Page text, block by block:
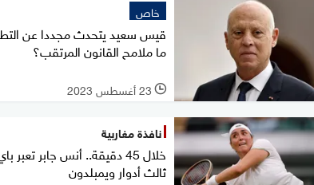
خاص
قيس سعيد يتحدث مجددا عن
ما ملامح القانون المرتقب؟
l 23 أغسطس 2023
نافذة مغاربية
خلال 45 دقيقة.. أنس جابر تعبر
ثالث أدوار ويمبلدون